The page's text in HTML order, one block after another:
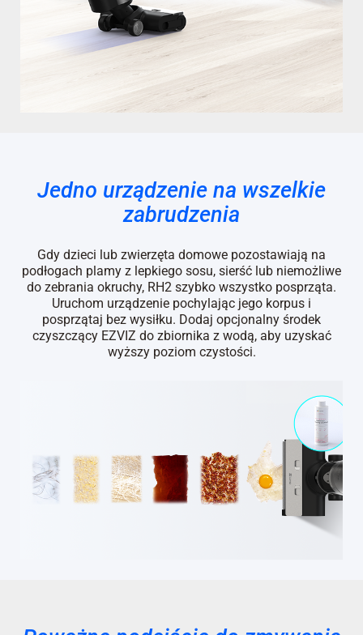
Jedno urządzenie na wszelkie
zabrudzenia
Gdy dzieci lub zwierzęta domowe pozostawiają na
podłogach plamy z lepkiego sosu, sierść lub niemożliwe
do zebrania okruchy, RH2 szybko wszystko posprząta.
Uruchom urządzenie pochylając jego korpus i
posprzątaj bez wysiłku. Dodaj opcjonalny środek
czyszczący EZVIZ do zbiornika z wodą, aby uzyskać
wyższy poziom czystości.